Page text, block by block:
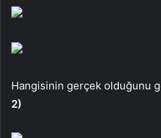
Hangisinin gerçek olduğunu
2)